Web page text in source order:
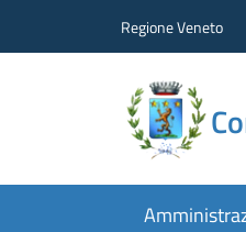
Regione Veneto